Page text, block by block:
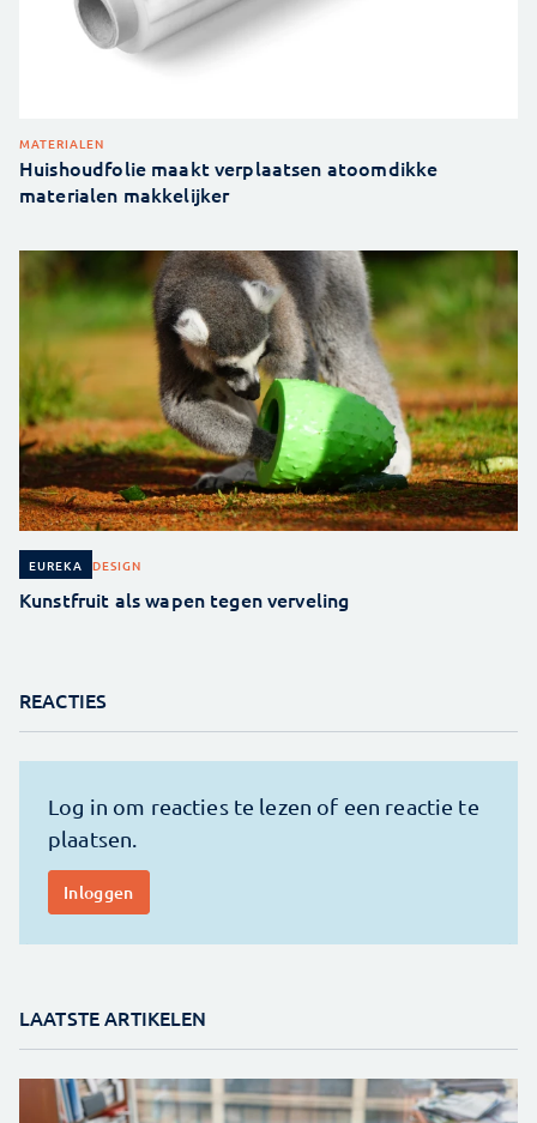
MATERIALEN
Huishoudfolie maakt verplaatsen atoomdikke
materialen makkelijker
EUREKA DESIGN
Kunstfruit als wapen tegen verveling
REACTIES
LAATSTE ARTIKELEN